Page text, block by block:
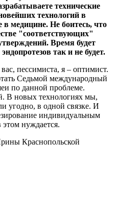
технические
технологий в
медицине. Не боитесь, что
"соответствующих"
Время будет
так и не будет.
пессимиста, я – оптимист.
Седьмой международный
по данной проблеме.
В новых технологиях мы,
угодно, в одной связке. И
индивидуальным
этом нуждается.
Краснопольской